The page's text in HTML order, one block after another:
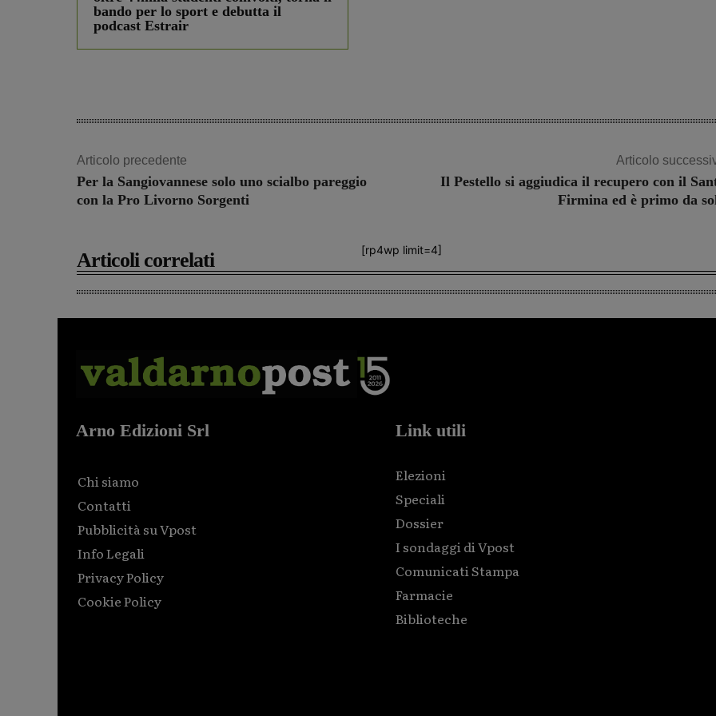
bando per lo sport e debutta il
podcast Estrair
Articolo precedente
Per la Sangiovannese solo uno scialbo pareggio
con la Pro Livorno Sorgenti
Articolo
Il Pestello si aggiudica il recupero con il
Firmina ed è primo da
[rp4wp limit=4]
Articoli correlati
Arno Edizioni Srl
Chi siamo
Contatti
Pubblicità su Vpost
Info Legali
Privacy Policy
Cookie Policy
Link utili
Elezioni
Speciali
Dossier
I sondaggi di Vpost
Comunicati Stampa
Farmacie
Biblioteche